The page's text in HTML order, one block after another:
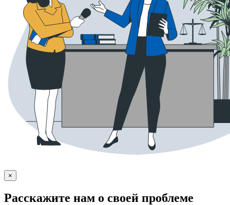
×
Расскажите нам о своей проблеме